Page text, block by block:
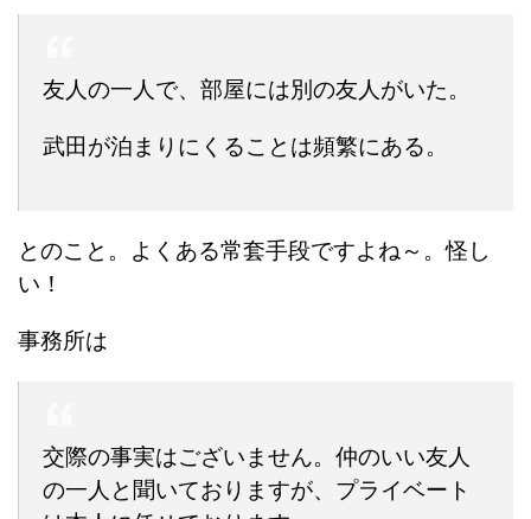
友人の一人で、部屋には別の友人がいた。
武田が泊まりにくることは頻繁にある。
とのこと。よくある常套手段ですよね～。怪し
い！
事務所は
交際の事実はございません。仲のいい友人
の一人と聞いておりますが、プライベート